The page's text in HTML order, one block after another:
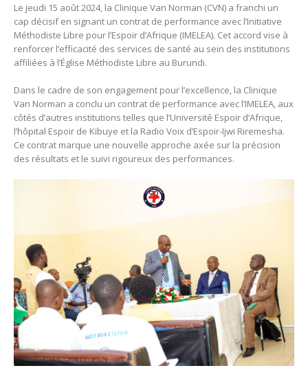
Le jeudi 15 août 2024, la Clinique Van Norman (CVN) a franchi un
cap décisif en signant un contrat de performance avec l’Initiative
Méthodiste Libre pour l’Espoir d’Afrique (IMELEA). Cet accord vise à
renforcer l’efficacité des services de santé au sein des institutions
affiliées à l’Église Méthodiste Libre au Burundi.
Dans le cadre de son engagement pour l’excellence, la Clinique
Van Norman a conclu un contrat de performance avec l’IMELEA, aux
côtés d’autres institutions telles que l’Université Espoir d’Afrique,
l’hôpital Espoir de Kibuye et la Radio Voix d’Espoir-Ijwi Riremesha.
Ce contrat marque une nouvelle approche axée sur la précision
des résultats et le suivi rigoureux des performances.